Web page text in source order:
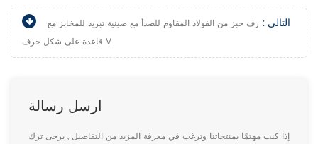
التالي : رف خبز من الفولاذ المقاوم للصدأ مع صينية تبريد للمخابز مع
قاعدة على شكل حرف V
ارسل رسالة
إذا كنت مهتمًا بمنتجاتنا وترغب في معرفة المزيد من التفاصيل , يرجى ترك